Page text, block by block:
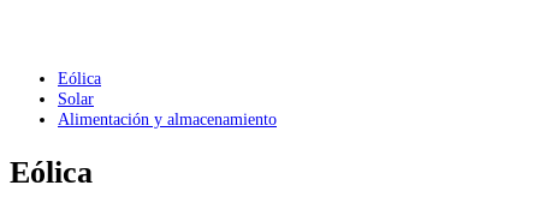
Eólica
Solar
Alimentación y almacenamiento
Eólica